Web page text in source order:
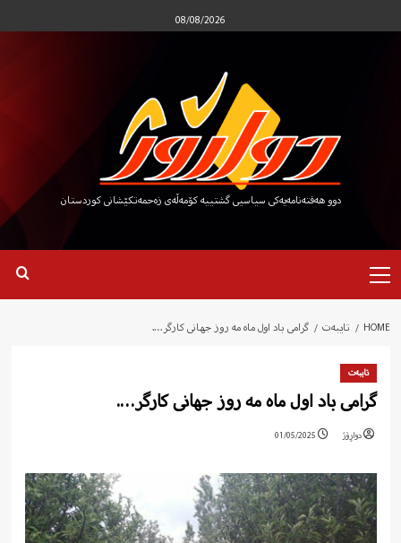
to
08/08/2026
دوو هەفتەنامەیەکی سیاسیی گشتییە کۆمەڵەی زەحمەتکێشانی کوردستان
Menu
HOME تایبەت گرامی باد اول ماە مە روز جهانی کارگر….
تایبەت
گرامی باد اول ماە مە روز جهانی کارگر….
دواڕۆژ 01/05/2025